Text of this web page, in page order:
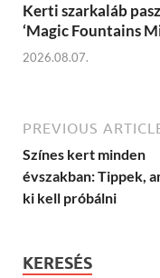
Kerti szarkaláb
‘Magic Fountains
2026.08.07.
PREVIOUS
Színes kert minden
évszakban: Tippek,
ki kell próbálni
KERESÉS